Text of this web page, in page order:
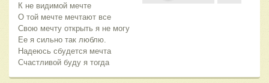
К не видимой мечте
О той мечте мечтают все
Свою мечту открыть я не могу
Ее я сильно так люблю.
Надеюсь сбудется мечта
Счастливой буду я тогда